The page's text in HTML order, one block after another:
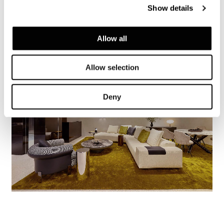
Show details
Allow all
Allow selection
Deny